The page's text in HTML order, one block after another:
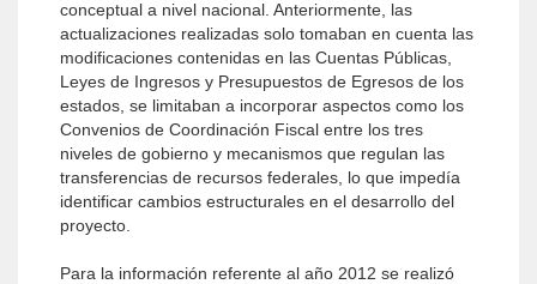
conceptual a nivel nacional. Anteriormente, las
actualizaciones realizadas solo tomaban en cuenta las
modificaciones contenidas en las Cuentas Públicas,
Leyes de Ingresos y Presupuestos de Egresos de los
estados, se limitaban a incorporar aspectos como los
Convenios de Coordinación Fiscal entre los tres
niveles de gobierno y mecanismos que regulan las
transferencias de recursos federales, lo que impedía
identificar cambios estructurales en el desarrollo del
proyecto.
Para la información referente al año 2012 se realizó